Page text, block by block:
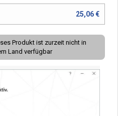
25,06 €
Produkt ist zurzeit nicht in
Land verfügbar